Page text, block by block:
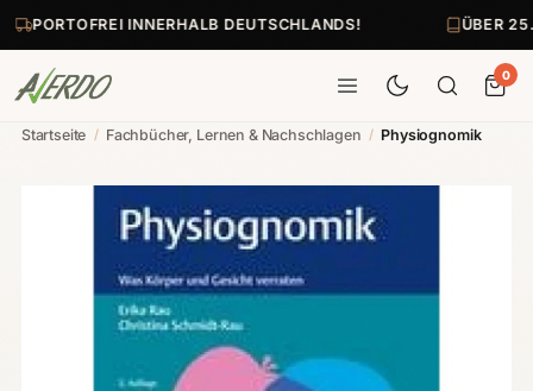
PORTOFREI INNERHALB DEUTSCHLANDS! ÜBER
0
Startseite / Fachbücher, Lernen & Nachschlagen / Physiognomik